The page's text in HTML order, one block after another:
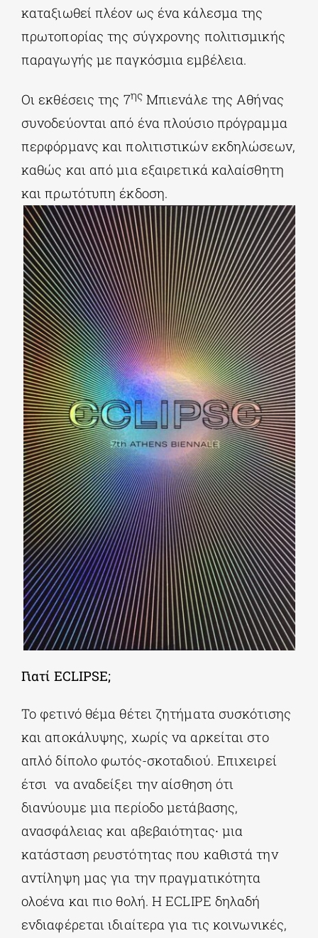
καταξιωθεί πλέον ως ένα κάλεσμα της
πρωτοπορίας της σύγχρονης πολιτισμικής
παραγωγής με παγκόσμια εμβέλεια.
Οι εκθέσεις της 7ηςΜπιενάλε της Αθήνας
συνοδεύονται από ένα πλούσιο πρόγραμμα
περφόρμανς και πολιτιστικών εκδηλώσεων,
καθώς και από μια εξαιρετικά καλαίσθητη
και πρωτότυπη έκδοση.
Γιατί ECLIPSE;
Το φετινό θέμα θέτει ζητήματα συσκότισης
και αποκάλυψης, χωρίς να αρκείται στο
απλό δίπολο φωτός-σκοταδιού. Επιχειρεί
έτσι να αναδείξει την αίσθηση ότι
διανύουμε μια περίοδο μετάβασης,
ανασφάλειας και αβεβαιότητας∙ μια
κατάσταση ρευστότητας που καθιστά την
αντίληψη μας για την πραγματικότητα
ολοένα και πιο θολή. Η ECLIPE δηλαδή
ενδιαφέρεται ιδιαίτερα για τις κοινωνικές,